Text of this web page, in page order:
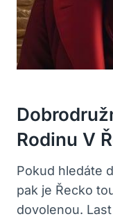
Rodinu V
Pokud hledáte
pak je Řecko
dovolenou.